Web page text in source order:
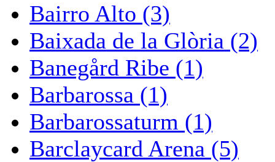
Bairro Alto (3)
Baixada de la Glòria (2)
Banegård Ribe (1)
Barbarossa (1)
Barbarossaturm (1)
Barclaycard Arena (5)